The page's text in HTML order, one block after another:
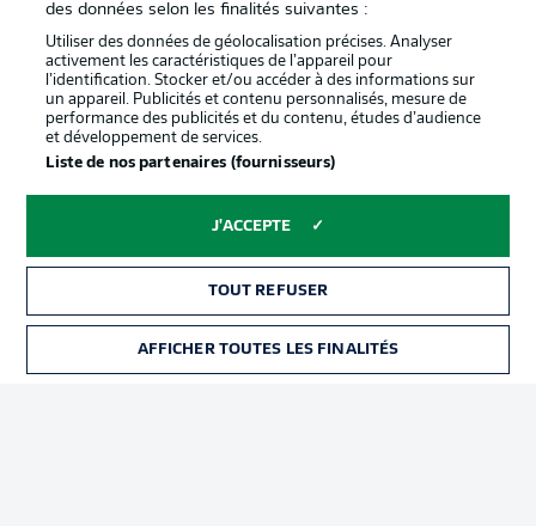
Impression Joueurs
© 2026 Bundesliga-Gruppe GmbH
des données selon les finalités suivantes :
Utiliser des données de géolocalisation précises. Analyser
activement les caractéristiques de l’appareil pour
l’identification. Stocker et/ou accéder à des informations sur
un appareil. Publicités et contenu personnalisés, mesure de
performance des publicités et du contenu, études d’audience
et développement de services.
Liste de nos partenaires (fournisseurs)
J'ACCEPTE
TOUT REFUSER
AFFICHER TOUTES LES FINALITÉS